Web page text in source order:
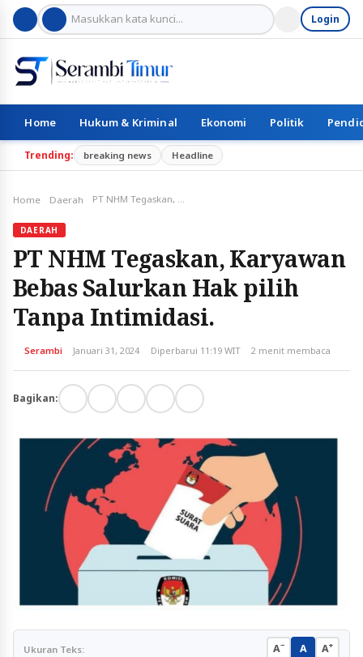
Login
Home Hukum & Kriminal Ekonomi Politik
Trending: breaking news Headline
Home Daerah PT NHM Tegaskan, Karyawan Bebas Salurkan Hak pilih Tanpa Intimidasi.
DAERAH
PT NHM Tegaskan, Karyawan
Bebas Salurkan Hak pilih
Tanpa Intimidasi.
Serambi Januari 31, 2024 Diperbarui 11:19 WIT 2 menit membaca
Bagikan:
Ukuran Teks: A− A A+